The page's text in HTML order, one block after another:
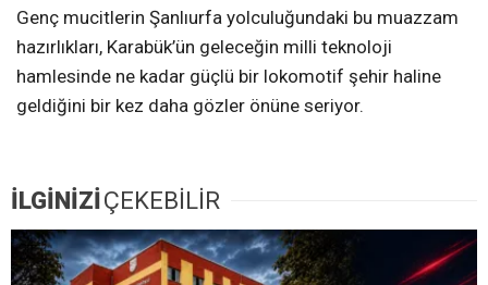
Genç mucitlerin Şanlıurfa yolculuğundaki bu muazzam
hazırlıkları, Karabük’ün geleceğin milli teknoloji
hamlesinde ne kadar güçlü bir lokomotif şehir haline
geldiğini bir kez daha gözler önüne seriyor.
İLGİNİZİÇEKEBİLİR